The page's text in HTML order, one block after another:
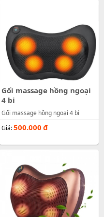
Gối massage hồng ngoại
4 bi
Gối massage hồng ngoại 4 bi
Giá:500.000 đ